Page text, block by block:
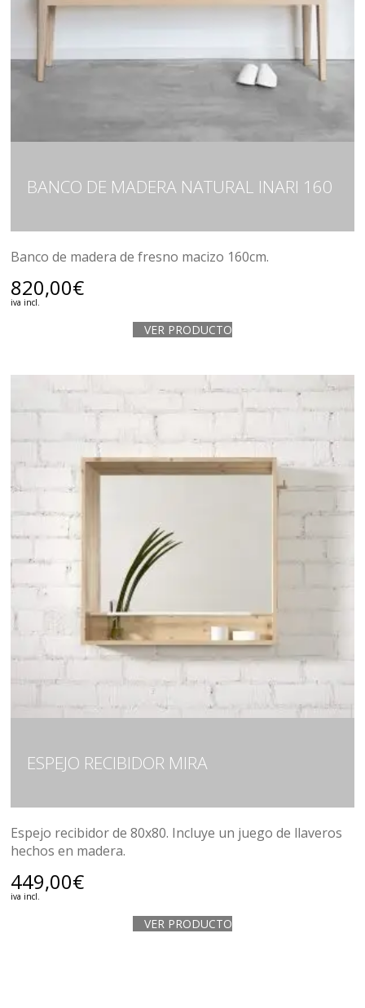
BANCO DE MADERA NATURAL INARI 160
Banco de madera de fresno macizo 160cm.
820,00€
iva incl.
VER PRODUCTO
ESPEJO RECIBIDOR MIRA
Espejo recibidor de 80x80. Incluye un juego de llaveros
hechos en madera.
449,00€
iva incl.
VER PRODUCTO